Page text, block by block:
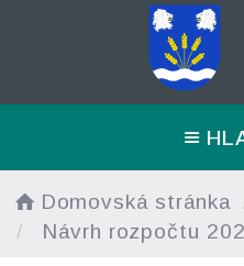
Domovská stránka
Návrh rozpočtu